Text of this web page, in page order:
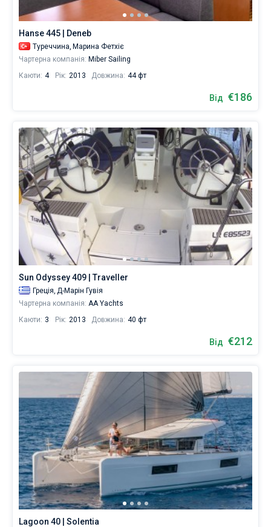
яхт
для
бронювання,
вартістю
від
500
вітрилами.
Hanse 445 | Deneb
Туреччина, Марина Фетхіє
Чартерна компанія: Miber Sailing
Каюти: 4 Рік: 2013 Довжина: 44 фт
Від €186
Sun Odyssey 409 | Traveller
Греція, Д-Марін Гувія
Чартерна компанія: AA Yachts
Каюти: 3 Рік: 2013 Довжина: 40 фт
Від €212
Lagoon 40 | Solentia
Зі шкіпером
Показати результати(10955)